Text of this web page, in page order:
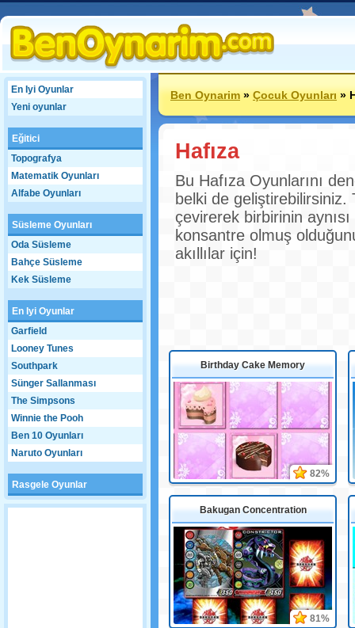
En Iyi Oyunlar
Yeni oyunlar
Eğitici
Topografya
Matematik Oyunları
Alfabe Oyunları
Süsleme Oyunları
Oda Süsleme
Bahçe Süsleme
Kek Süsleme
En Iyi Oyunlar
Garfield
Looney Tunes
Southpark
Sünger Sallanması
The Simpsons
Winnie the Pooh
Ben 10 Oyunları
Naruto Oyunları
Rasgele Oyunlar
Ben Oynarim»Çocuk Oyunları»
Hafıza
Bu Hafıza Oyunlarını
belki de
çevirerek birbirinin
konsantre olmuş
akıllılar için!
Birthday Cake Memory
82%
Bakugan Concentration
81%